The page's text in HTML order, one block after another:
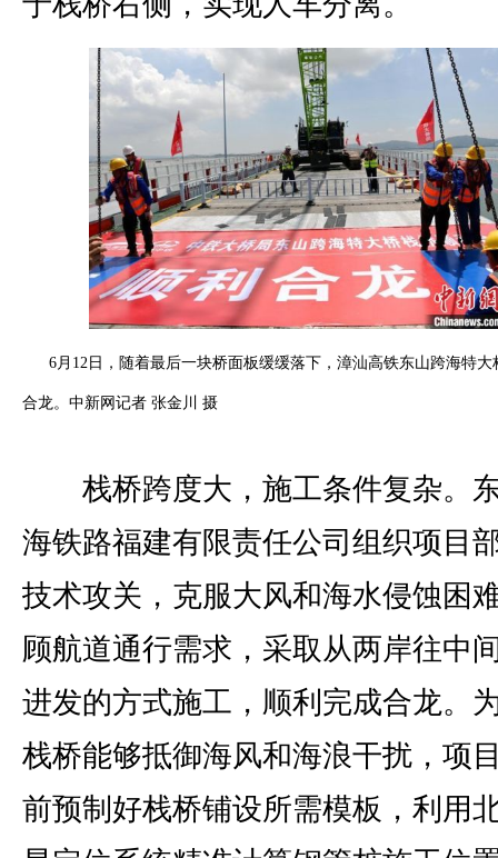
6月12日，随着最后一块桥面板缓缓落下，漳汕高铁东山跨海特大
合龙。中新网记者 张金川 摄
栈桥跨度大，施工条件复杂。
海铁路福建有限责任公司组织项目
技术攻关，克服大风和海水侵蚀困
顾航道通行需求，采取从两岸往中
进发的方式施工，顺利完成合龙。
栈桥能够抵御海风和海浪干扰，项
前预制好栈桥铺设所需模板，利用